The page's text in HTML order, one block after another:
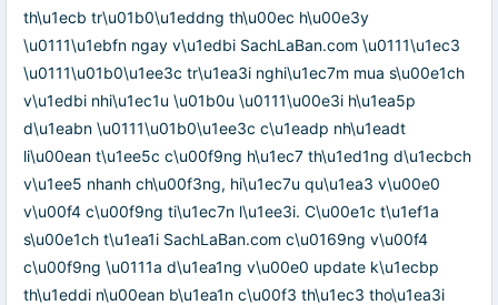
th\u1ecb tr\u01b0\u1eddng th\u00ec h\u00e3y
\u0111\u1ebfn ngay v\u1edbi SachLaBan.com \u0111\u1ec3
\u0111\u01b0\u1ee3c tr\u1ea3i nghi\u1ec7m mua s\u00e1ch
v\u1edbi nhi\u1ec1u \u01b0u \u0111\u00e3i h\u1ea5p
d\u1eabn \u0111\u01b0\u1ee3c c\u1eadp nh\u1eadt
li\u00ean t\u1ee5c c\u00f9ng h\u1ec7 th\u1ed1ng d\u1ecbch
v\u1ee5 nhanh ch\u00f3ng, hi\u1ec7u qu\u1ea3 v\u00e0
v\u00f4 c\u00f9ng ti\u1ec7n l\u1ee3i. C\u00e1c t\u1ef1a
s\u00e1ch t\u1ea1i SachLaBan.com c\u0169ng v\u00f4
c\u00f9ng \u0111a d\u1ea1ng v\u00e0 update k\u1ecbp
th\u1eddi n\u00ean b\u1ea1n c\u00f3 th\u1ec3 tho\u1ea3i